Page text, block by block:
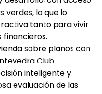
verdes, lo que lo
tanto para vivir
sobre planos con
Club
inteligente y
evaluación de las